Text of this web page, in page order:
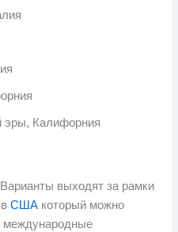
эры, Калифорния
выходят за рамки
вСША который можно
международные